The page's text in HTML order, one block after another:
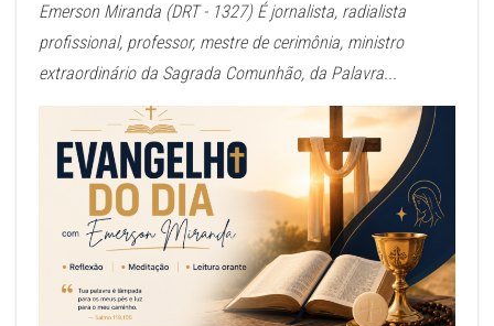
Emerson Miranda (DRT - 1327) É jornalista, radialista
profissional, professor, mestre de cerimônia, ministro
extraordinário da Sagrada Comunhão, da Palavra...